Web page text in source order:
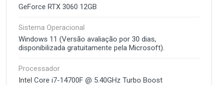
GeForce RTX 3060 12GB
Sistema Operacional
Windows 11 (Versão avaliação por 30 dias,
disponibilizada gratuitamente pela Microsoft).
Processador
Intel Core i7-14700F @ 5.40GHz Turbo Boost